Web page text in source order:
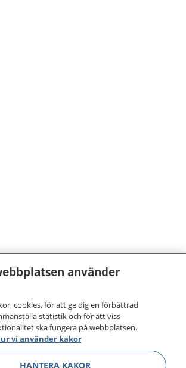
använder
cookies, för att ge dig en förbättrad
statistik och för att viss
ska fungera på webbplatsen.
vi använder kakor
HANTERA KAKOR